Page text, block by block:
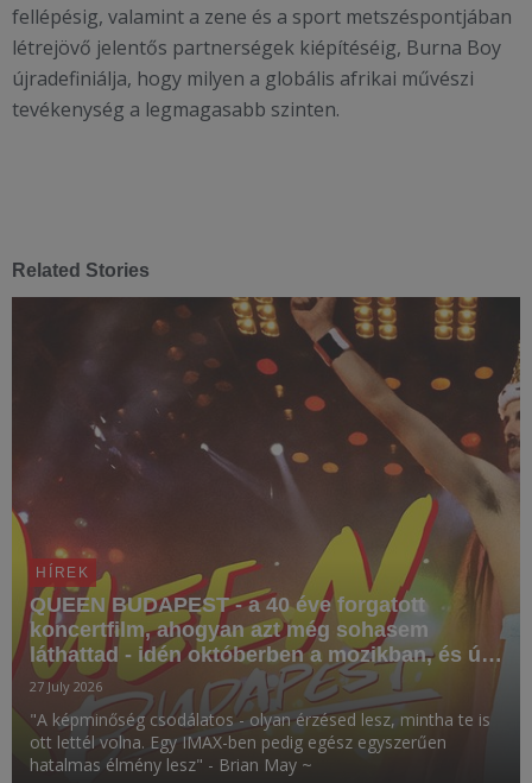
fellépésig, valamint a zene és a sport metszéspontjában
létrejövő jelentős partnerségek kiépítéséig, Burna Boy
újradefiniálja, hogy milyen a globális afrikai művészi
tevékenység a legmagasabb szinten.
Related Stories
HÍREK
QUEEN BUDAPEST - a 40 éve forgatott
koncertfilm, ahogyan azt még sohasem
láthattad - idén októberben a mozikban, és új
CD, DVD, Blu-ray és vinyl kiadványokon!
27 July 2026
"A képminőség csodálatos - olyan érzésed lesz, mintha te is
ott lettél volna. Egy IMAX-ben pedig egész egyszerűen
hatalmas élmény lesz" - Brian May ~